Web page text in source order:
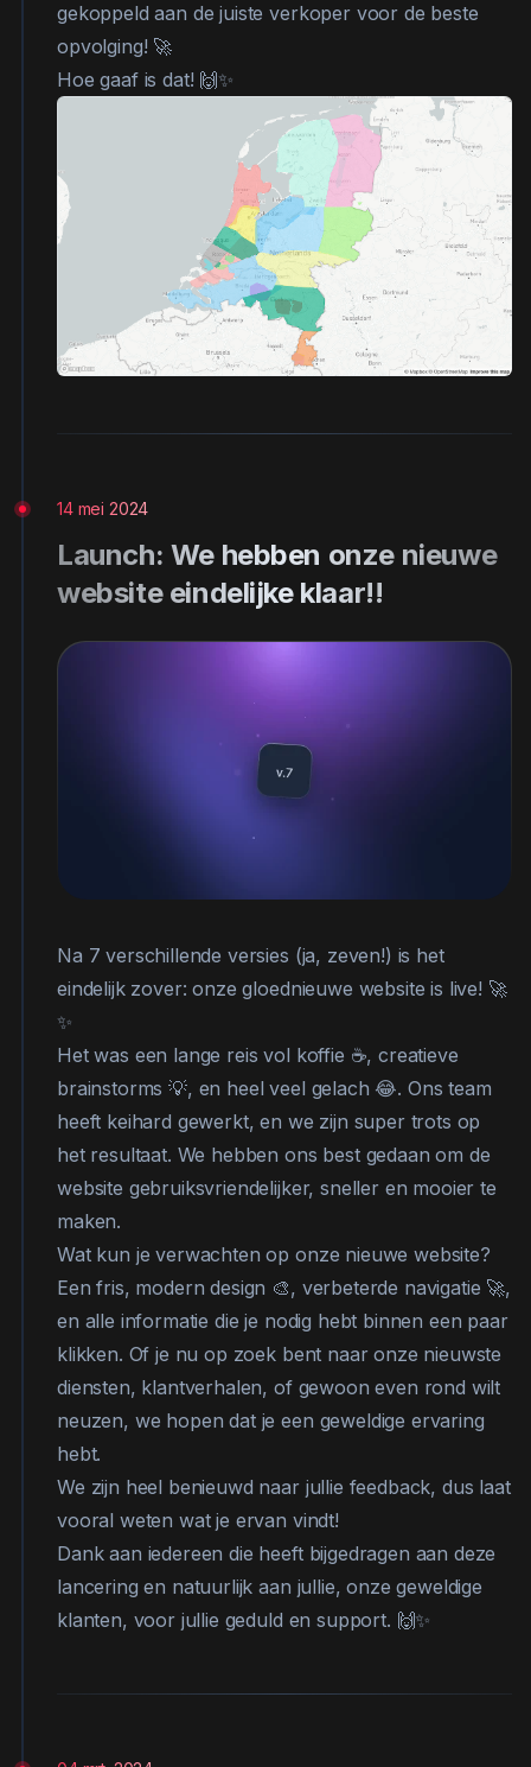
gekoppeld aan de juiste verkoper voor de beste
opvolging! 🚀
Hoe gaaf is dat! 🙌✨
14 mei 2024
Launch: We hebben onze nieuwe
website eindelijke klaar!!
Na 7 verschillende versies (ja, zeven!) is het
eindelijk zover: onze gloednieuwe website is live! 🚀
✨
Het was een lange reis vol koffie ☕, creatieve
brainstorms 💡, en heel veel gelach 😂. Ons team
heeft keihard gewerkt, en we zijn super trots op
het resultaat. We hebben ons best gedaan om de
website gebruiksvriendelijker, sneller en mooier te
maken.
Wat kun je verwachten op onze nieuwe website?
Een fris, modern design 🎨, verbeterde navigatie 🚀,
en alle informatie die je nodig hebt binnen een paar
klikken. Of je nu op zoek bent naar onze nieuwste
diensten, klantverhalen, of gewoon even rond wilt
neuzen, we hopen dat je een geweldige ervaring
hebt.
We zijn heel benieuwd naar jullie feedback, dus laat
vooral weten wat je ervan vindt!
Dank aan iedereen die heeft bijgedragen aan deze
lancering en natuurlijk aan jullie, onze geweldige
klanten, voor jullie geduld en support. 🙌✨